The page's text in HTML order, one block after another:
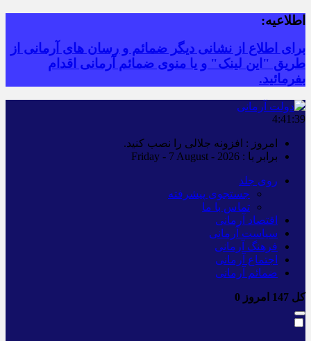
اطلاعیه:
برای اطلاع از نشانی دیگر ضمائم و رسان های آرمانی از
طریق "این لینک" و یا منوی ضمائم آرمانی اقدام
بفرمائید.
4:41:39
امروز : افزونه جلالی را نصب کنید.
برابر با : Friday - 7 August - 2026
روی جلد
جستجوی پیشرفته
تماس با ما
اقتصاد آرمانی
سیاست آرمانی
فرهنگ آرمانی
اجتماع آرمانی
ضمائم آرمانی
کل امروز 0